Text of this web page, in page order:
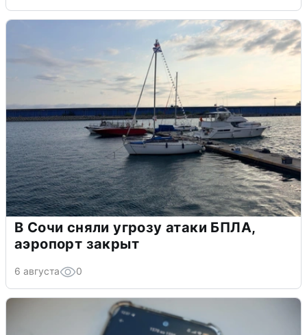
В Сочи сняли угрозу атаки БПЛА,
аэропорт закрыт
6 августа 0